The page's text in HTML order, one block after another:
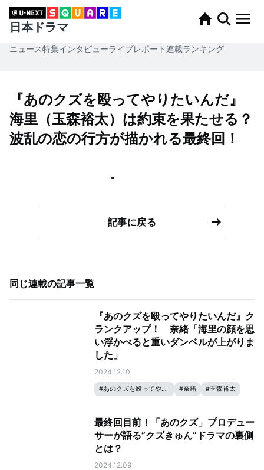
日本ドラマ
ニュース特集インタビューライブレポート連載ランキング
『あのクズを殴ってやりたいんだ』
海里（玉森裕太）は約束を果たせる？
波乱の恋の行方が描かれる最終回！
記事に戻る
同じ連載の記事一覧
『あのクズを殴ってやりたいんだ』ク
ランクアップ！ 奈緒「海里の顔を思
い浮かべると重いダンベルが上がりま
した」
2024.12.10
#あのクズを殴ってやりたいんだ #奈緒 #玉森裕太
最終回目前！「あのクズ」プロデュー
サーが語る”クズきゅん“ドラマの裏側
とは？
2024.12.09